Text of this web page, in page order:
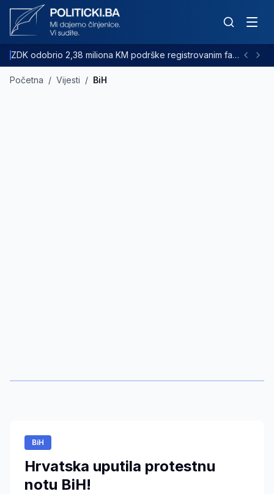
ZDK odobrio 2,38 miliona KM podrške registrovanim farmama goveda
Početna / Vijesti / BiH
BiH
Hrvatska uputila protestnu
notu BiH!